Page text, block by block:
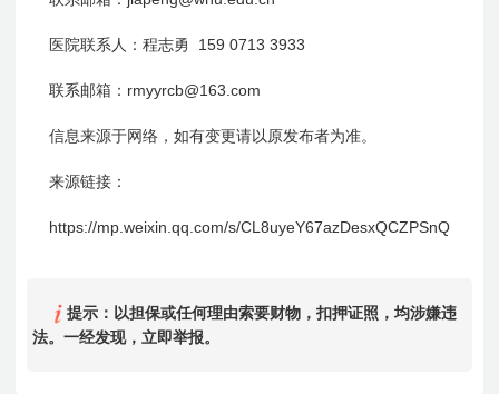
医院联系人：程志勇 159 0713 3933
联系邮箱： rmyyrcb@163.com
信息来源于网络，如有变更请以原发布者为准。
来源链接：
https://mp.weixin.qq.com/s/CL8uyeY67azDesxQCZPSnQ
提示：以担保或任何理由索要财物，扣押证照，均涉嫌违
法。一经发现，立即举报。